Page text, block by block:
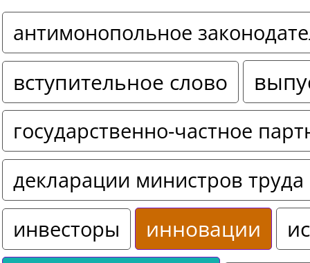
антимонопольное
вступительное слово
государственно-частное
декларации министров труда
инвесторы
инновации